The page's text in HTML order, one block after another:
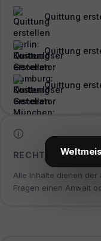
Quittung
Quittung
Quittung
RECHTLICHER
Alle Inhalte dienen der
Fragen einen Anwalt